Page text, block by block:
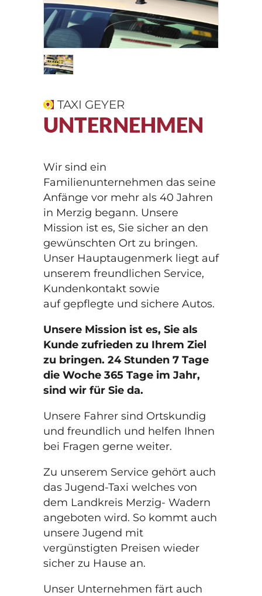
Schülerbeförderung
Flughafentransfer
Aktuelles
Kontakt
Impressum
Datenschutz
©2026 Taxi Geyer GmbH
TAXI GEYER
UNTERNEHMEN
Wir sind ein
Familienunternehmen das seine
Anfänge vor mehr als 40 Jahren
in Merzig begann. Unsere
Mission ist es, Sie sicher an den
gewünschten Ort zu bringen.
Unser Hauptaugenmerk liegt auf
unserem freundlichen Service,
Kundenkontakt sowie
auf gepflegte und sichere Autos.
Unsere Mission ist es, Sie als
Kunde zufrieden zu Ihrem Ziel
zu bringen. 24 Stunden 7 Tage
die Woche 365 Tage im Jahr,
sind wir für Sie da.
Unsere Fahrer sind Ortskundig
und freundlich und helfen Ihnen
bei Fragen gerne weiter.
Zu unserem Service gehört auch
das Jugend-Taxi welches von
dem Landkreis Merzig- Wadern
angeboten wird. So kommt auch
unsere Jugend mit
vergünstigten Preisen wieder
sicher zu Hause an.
Unser Unternehmen färt auch